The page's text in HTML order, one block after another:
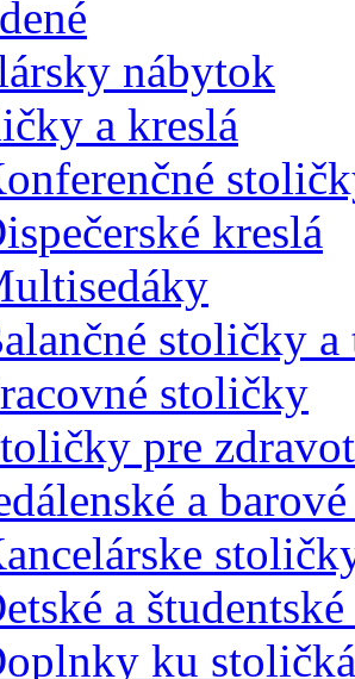
nábytok
a kreslá
kreslá
stoličky a
stoličky
pre
a
a
ku